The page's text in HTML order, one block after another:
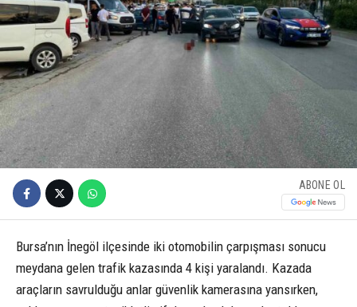
ABONE OL
Bursa’nın İnegöl ilçesinde iki otomobilin çarpışması sonucu
meydana gelen trafik kazasında 4 kişi yaralandı. Kazada
araçların savrulduğu anlar güvenlik kamerasına yansırken,